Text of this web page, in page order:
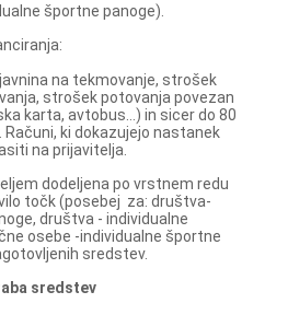
športne panoge).
na tekmovanje, strošek
strošek potovanja povezan
karta, avtobus…) in sicer do 80
Računi, ki dokazujejo nastanek
na prijavitelja.
dodeljena po vrstnem redu
točk (posebej za: društva-
društva - individualne
osebe -individualne športne
sredstev.
sredstev